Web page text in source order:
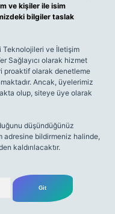
ve kişiler ile isim
bilgiler taslak
Teknolojileri ve İletişim
Sağlayıcı olarak hizmet
proaktif olarak denetleme
Ancak, üyelerimiz
olup, siteye üye olarak
düşündüğünüz
adresine bildirmeniz halinde,
kaldırılacaktır.